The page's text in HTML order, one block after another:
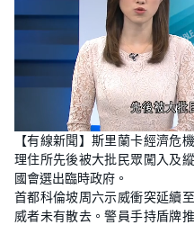
U
n
m
u
t
e
L
o
a
d
e
4
2
.
【有線新聞】斯里蘭卡經濟危
理住所先後被大批民眾闖入及
國會選出臨時政府。
首都科倫坡周六示威衝突延續
威者未有散去。警員手持盾牌